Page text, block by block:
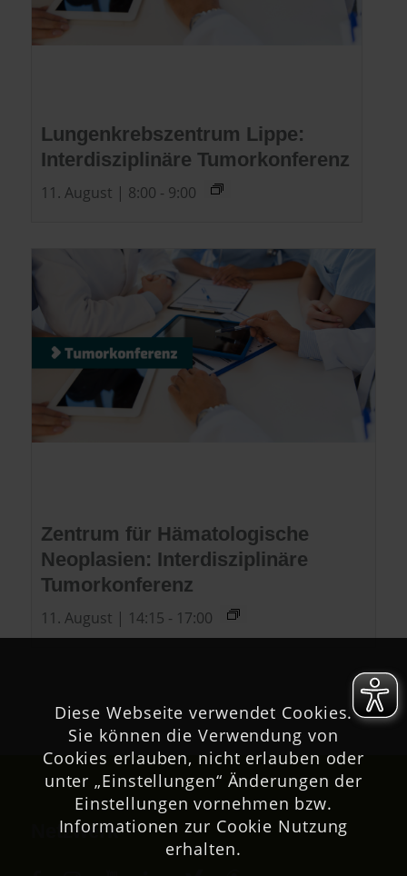
Lungenkrebszentrum Lippe:
Interdisziplinäre Tumorkonferenz
11. August | 8:00 - 9:00
Zentrum für Hämatologische
Neoplasien: Interdisziplinäre
Tumorkonferenz
11. August | 14:15 - 17:00
Netzwerk
Diese Webseite verwendet Cookies.
Sie können die Verwendung von
Cookies erlauben, nicht erlauben oder
unter „Einstellungen“ Änderungen der
Einstellungen vornehmen bzw.
Informationen zur Cookie Nutzung
erhalten.